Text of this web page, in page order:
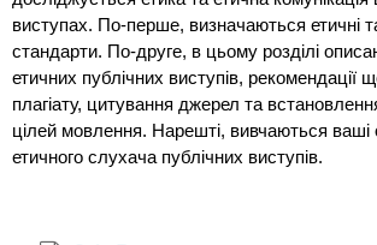
виступах. По-перше, визначаються етичні
стандарти. По-друге, в цьому розділі
етичних публічних виступів, рекомендації
плагіату, цитування джерел та
цілей мовлення. Нарешті, вивчаються ваші
етичного слухача публічних виступів.